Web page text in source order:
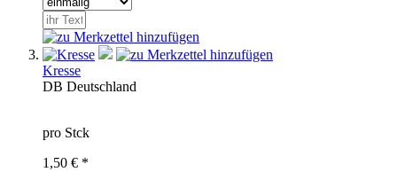
Kresse
DB Deutschland
pro Stck
1,50 € *